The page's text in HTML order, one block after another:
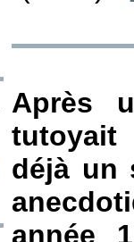
Après
tutoyait
déjà un
année